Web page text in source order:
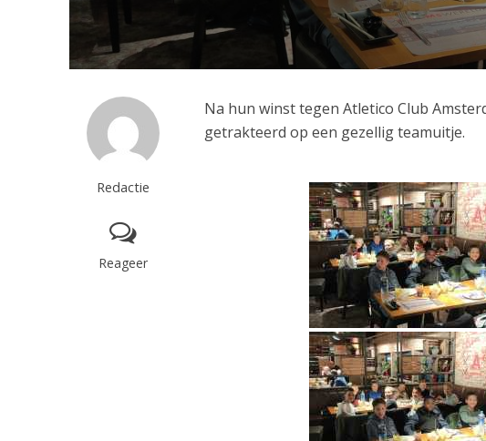
Redactie
Reageer
Na hun winst tegen Atletico Club
getrakteerd op een gezellig teamuitje.